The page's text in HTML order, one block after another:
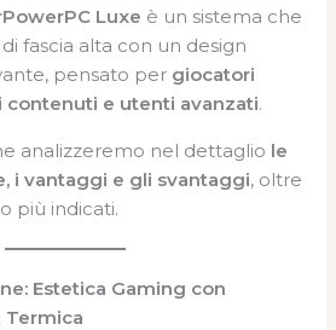
Luxe è un sistema che
fascia alta con un design
pensato per giocatori
contenuti e utenti avanzati.
analizzeremo nel dettaglio le
i vantaggi e gli svantaggi, oltre
più indicati.
Estetica Gaming con
Termica